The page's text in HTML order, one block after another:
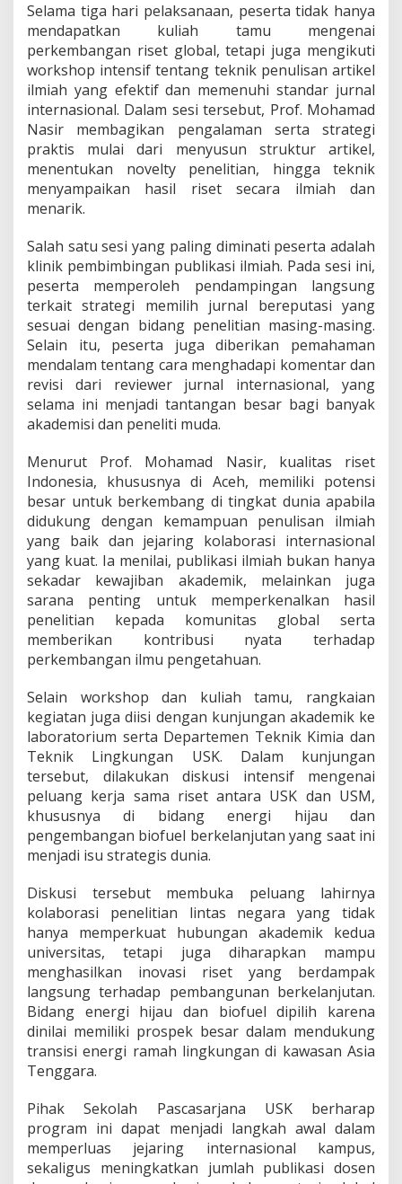
Selama tiga hari pelaksanaan, peserta tidak hanya
mendapatkan kuliah tamu mengenai
perkembangan riset global, tetapi juga mengikuti
workshop intensif tentang teknik penulisan artikel
ilmiah yang efektif dan memenuhi standar jurnal
internasional. Dalam sesi tersebut, Prof. Mohamad
Nasir membagikan pengalaman serta strategi
praktis mulai dari menyusun struktur artikel,
menentukan novelty penelitian, hingga teknik
menyampaikan hasil riset secara ilmiah dan
menarik.
Salah satu sesi yang paling diminati peserta adalah
klinik pembimbingan publikasi ilmiah. Pada sesi ini,
peserta memperoleh pendampingan langsung
terkait strategi memilih jurnal bereputasi yang
sesuai dengan bidang penelitian masing-masing.
Selain itu, peserta juga diberikan pemahaman
mendalam tentang cara menghadapi komentar dan
revisi dari reviewer jurnal internasional, yang
selama ini menjadi tantangan besar bagi banyak
akademisi dan peneliti muda.
Menurut Prof. Mohamad Nasir, kualitas riset
Indonesia, khususnya di Aceh, memiliki potensi
besar untuk berkembang di tingkat dunia apabila
didukung dengan kemampuan penulisan ilmiah
yang baik dan jejaring kolaborasi internasional
yang kuat. Ia menilai, publikasi ilmiah bukan hanya
sekadar kewajiban akademik, melainkan juga
sarana penting untuk memperkenalkan hasil
penelitian kepada komunitas global serta
memberikan kontribusi nyata terhadap
perkembangan ilmu pengetahuan.
Selain workshop dan kuliah tamu, rangkaian
kegiatan juga diisi dengan kunjungan akademik ke
laboratorium serta Departemen Teknik Kimia dan
Teknik Lingkungan USK. Dalam kunjungan
tersebut, dilakukan diskusi intensif mengenai
peluang kerja sama riset antara USK dan USM,
khususnya di bidang energi hijau dan
pengembangan biofuel berkelanjutan yang saat ini
menjadi isu strategis dunia.
Diskusi tersebut membuka peluang lahirnya
kolaborasi penelitian lintas negara yang tidak
hanya memperkuat hubungan akademik kedua
universitas, tetapi juga diharapkan mampu
menghasilkan inovasi riset yang berdampak
langsung terhadap pembangunan berkelanjutan.
Bidang energi hijau dan biofuel dipilih karena
dinilai memiliki prospek besar dalam mendukung
transisi energi ramah lingkungan di kawasan Asia
Tenggara.
Pihak Sekolah Pascasarjana USK berharap
program ini dapat menjadi langkah awal dalam
memperluas jejaring internasional kampus,
sekaligus meningkatkan jumlah publikasi dosen